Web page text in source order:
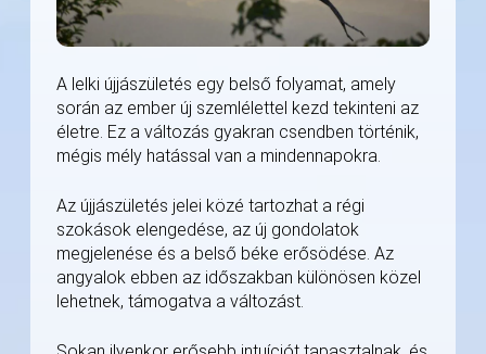
A lelki újjászületés egy belső folyamat, amely
során az ember új szemlélettel kezd tekinteni az
életre. Ez a változás gyakran csendben történik,
mégis mély hatással van a mindennapokra.
Az újjászületés jelei közé tartozhat a régi
szokások elengedése, az új gondolatok
megjelenése és a belső béke erősödése. Az
angyalok ebben az időszakban különösen közel
lehetnek, támogatva a változást.